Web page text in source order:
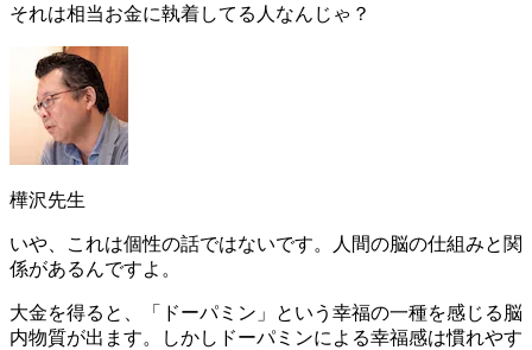
それは相当お金に執着してる人なんじゃ？
樺沢先生
いや、これは個性の話ではないです。人間の脳の仕組みと関
係があるんですよ。
大金を得ると、
「ドーパミン」という幸福の一種を感じる脳
内物質が出ます。しかし ドーパミンによる幸福感は慣れやす